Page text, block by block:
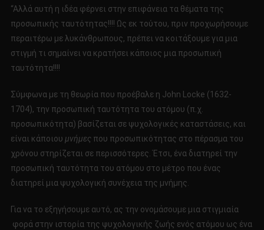
“Αλλά αυτή η ιδέα φέρνει στην επιφάνεια τα θέματα της
προσωπικής ταυτότητας!!!! Ως εκ τούτου, πριν προχωρήσουμε
περαιτέρω με λυκάνθρωπους, πρέπει να κοιτάξουμε για μια
στιγμή τι σημαίνει να κρατήσει κάποιος μια προσωπική
ταυτότητα!!!!
Σύμφωνα με τη θεωρία που προέβαλε η John Locke (1632-
1704), την προσωπική ταυτότητα του ατόμου (π.χ.
προσωπικότητα) βασίζεται σε ψυχολογικές καταστάσεις, και
είναι κάποιου μνήμεςπου προσωπικότητας στο πέρασμα του
χρόνου στηρίζεται σε περισσότερες. Έτσι, ένα διατηρεί την
προσωπική ταυτότητα του ατόμου στο μέτρο που ένας
διατηρεί μια ψυχολογική συνέχεια της μνήμης.
Για να το εξηγήσουμε αυτό, ας την ονομάσουμε μια στιγμιαία
φορά στην ιστορία της ψυχολογικής ζωής ενός ατόμου ως ένα